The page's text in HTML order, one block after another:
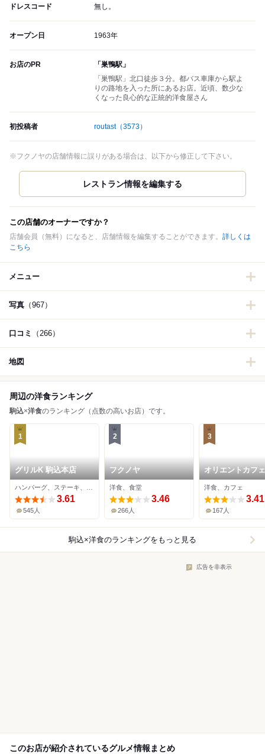
ドレスコード 無し。
オープン日 1963年
お店のPR
「巣鴨駅」
「巣鴨駅」北口徒歩３分。都バス車庫から駅よ
りの路地を入った所にあるお店。近頃、数少な
くなった良心的な正統的洋食屋さん
初投稿者 routast（3573）
※フクノヤの店舗情報に誤りがある場合は、以下から修正して下さい。
この店舗のオーナーですか？
店舗会員（無料）になると、店舗情報を編集することができます。 詳しくは
こちら
メニュー
写真 （967）
口コミ （266）
地図
周辺の洋食ランキング
駒込×洋食のランキング（点数の高いお店）です。
1
グリルK 駒込本店
3.61
545人
2
フクノヤ
洋食、食堂
3.46
266人
3
オリエントカフェ
洋食、カフェ
3.41
167人
駒込×洋食のランキングをもっと見る
広告を非表示
このお店が紹介されているグルメ情報まとめ